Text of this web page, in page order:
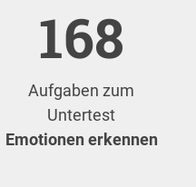
168
Aufgaben zum
Untertest
Emotionen erkennen